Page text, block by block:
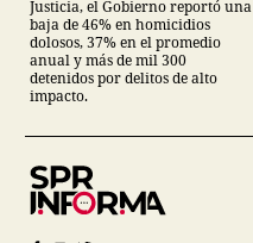
Justicia, el Gobierno reportó una
baja de 46% en homicidios
dolosos, 37% en el promedio
anual y más de mil 300
detenidos por delitos de alto
impacto.